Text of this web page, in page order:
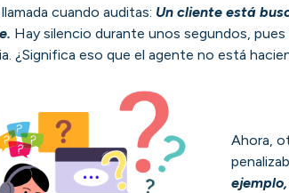
cuando auditas: Un cliente está
Hay silencio durante unos segundos,
¿Significa eso que el agente no está
Ahora,